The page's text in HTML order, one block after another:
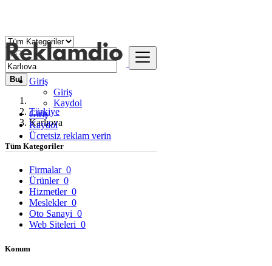
Giriş
Giriş
Kaydol
Giriş
Kaydol
Ücretsiz reklam verin
Bul
Türkiye
Karlıova
Tüm Kategoriler
Firmalar 0
Ürünler 0
Hizmetler 0
Meslekler 0
Oto Sanayi 0
Web Siteleri 0
Konum